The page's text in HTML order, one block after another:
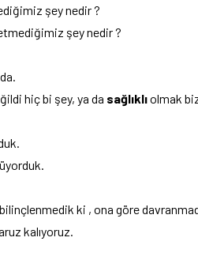
şey nedir ?
şey nedir ?
hiç bi şey, ya da sağlıklıolmak
ki , ona göre
kalıyoruz.